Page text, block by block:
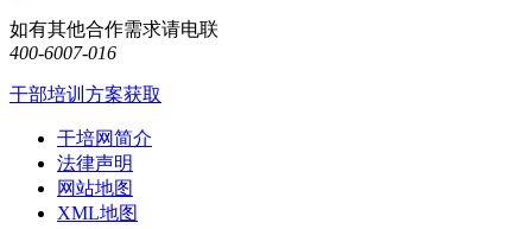
如有其他合作需求请电联
400-6007-016
干部培训方案获取
干培网简介
法律声明
网站地图
XML地图